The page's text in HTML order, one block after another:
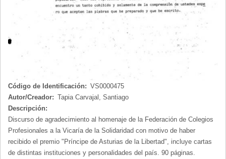
Código de Identificación: VS0000475
Autor/Creador: Tapia Carvajal, Santiago
Descripción:
Discurso de agradecimiento al homenaje de la Federación de Colegios
Profesionales a la Vicaría de la Solidaridad con motivo de haber
recibido el premio "Príncipe de Asturias de la Libertad", incluye cartas
de distintas instituciones y personalidades del país. 90 páginas.